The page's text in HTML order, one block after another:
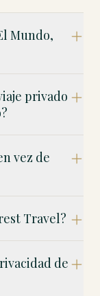
Mundo,
privado
vez de
Travel?
de